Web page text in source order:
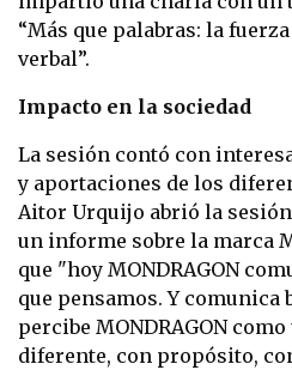
“Más que palabras: la
verbal”.
Impacto en la sociedad
La sesión contó con
y aportaciones de los
Aitor Urquijo abrió la
un informe sobre la marca
que "hoy MONDRAGON
que pensamos. Y comunica
percibe MONDRAGON
diferente, con propósito,